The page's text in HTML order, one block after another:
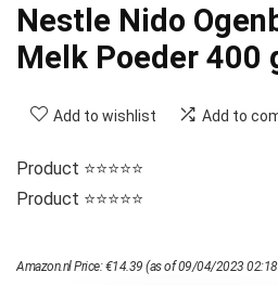
Nestle Nido
Melk Poeder 400
Add to wishlist Add to
Product ⭐⭐⭐⭐⭐
Product ⭐⭐⭐⭐⭐
Amazon.nl Price:€14.39 (as of 09/04/2023 02:18